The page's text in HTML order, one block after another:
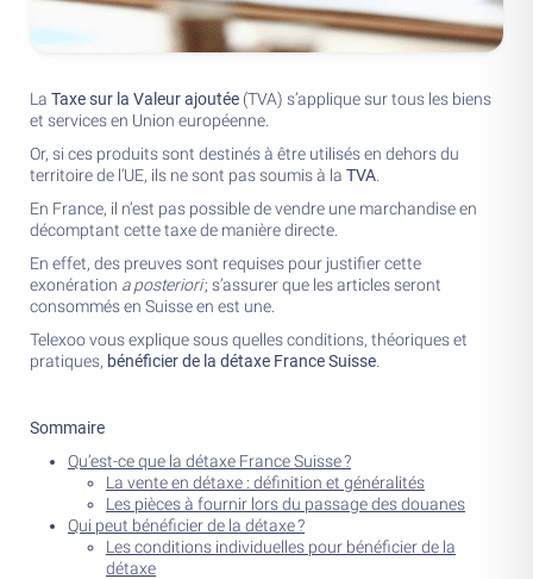
La Taxe sur la Valeurajoutée (TVA) s’applique sur tous les biens
et services en Union européenne.
Or, si ces produits sont destinés à être utilisés en dehors du
territoire de l’UE, ils ne sont pas soumis à la TVA
En France, il n’est pas possible de vendre une marchandise en
décomptant cette taxe de manière directe.
En effet, des preuves sont requises pour justifier cette
exonération a posteriori; s’assurer que les articles seront
consommés en Suisse en est une.
Telexoo vous explique sous quelles conditions, théoriques et
pratiques, bénéficier de la détaxe France Suisse
Sommaire
Qu’est-ce que la détaxe France Suisse ?
La vente en détaxe : définition et généralités
Les pièces à fournir lors du passage des douanes
Qui peut bénéficier de la détaxe ?
Les conditions individuelles pour bénéficier de la
détaxe